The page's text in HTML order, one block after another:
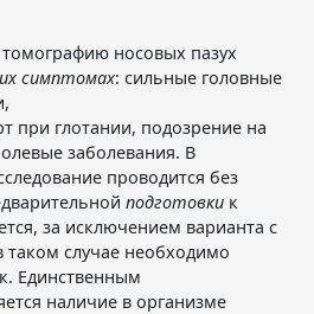
носовых пазух
симптомах: сильные головные
при глотании, подозрение на
заболевания. В
проводится без
подготовки к
за исключением варианта с
случае необходимо
Единственным
наличие в организме